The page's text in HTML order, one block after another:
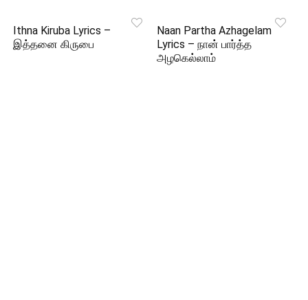
Ithna Kiruba Lyrics –
இத்தனை கிருபை
Naan Partha Azhagelam
Lyrics – நான் பார்த்த
அழகெல்லாம்